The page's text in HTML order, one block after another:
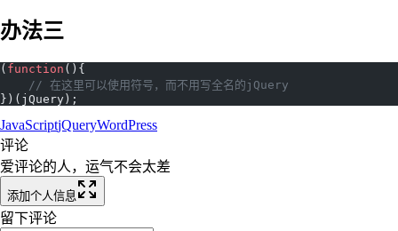
办法三
( function (){
    // 在这里可以使用符号，而不用写全名的jQuery
})(jQuery);
JavaScriptjQueryWordPress
评论
爱评论的人，运气不会太差
添加个人信息
留下评论